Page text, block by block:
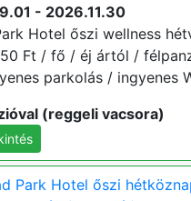
- 2026.11.30
Hotel őszi wellness
Ft / fő / éj ártól /
parkolás / ingyenes
(reggeli vacsora)
Park Hotel őszi